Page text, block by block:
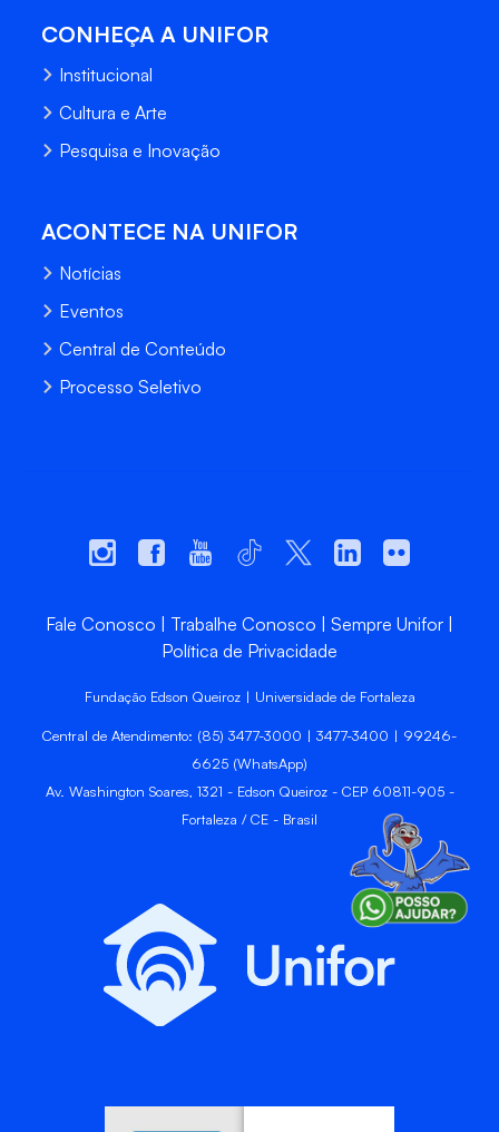
CONHEÇA A UNIFOR
Institucional
Cultura e Arte
Pesquisa e Inovação
ACONTECE NA UNIFOR
Notícias
Eventos
Central de Conteúdo
Processo Seletivo
Fale Conosco Trabalhe Conosco
Sempre Unifor
Política de Privacidade
Fundação Edson Queiroz | Universidade de Fortaleza
Central de Atendimento: (85) 3477-3000 | 3477-3400 | 99246-
6625 (WhatsApp)
Av. Washington Soares, 1321 - Edson Queiroz - CEP 60811-905 -
Fortaleza / CE - Brasil